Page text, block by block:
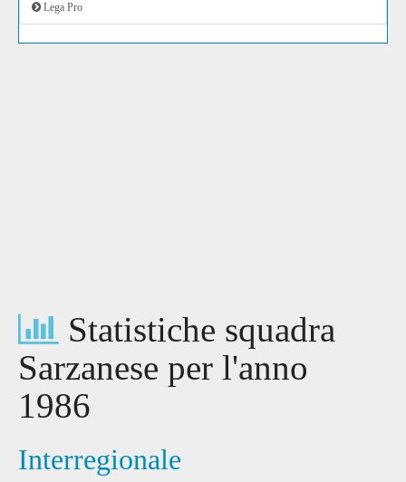
Lega Pro
Statistiche squadra
Sarzanese per l'anno
1986
Interregionale